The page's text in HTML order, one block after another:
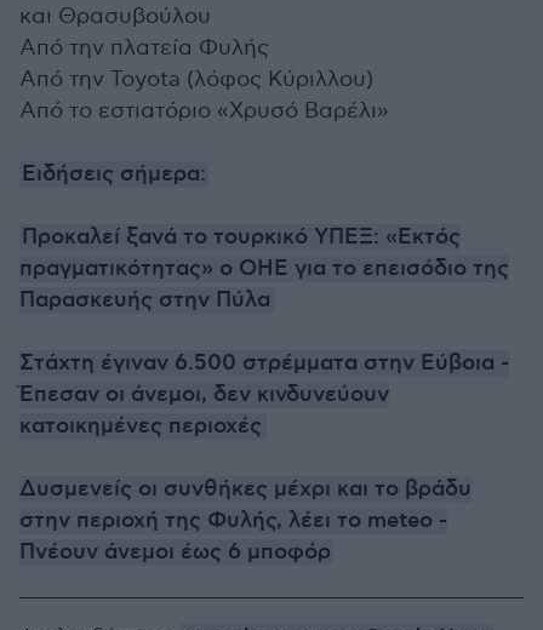
και Θρασυβούλου
Από την πλατεία Φυλής
Από την Toyota (λόφος Κύριλλου)
Από το εστιατόριο «Χρυσό Βαρέλι»
Ειδήσεις σήμερα:
Προκαλεί ξανά το τουρκικό ΥΠΕΞ: «Εκτός
πραγματικότητας» ο ΟΗΕ για το επεισόδιο της
Παρασκευής στην Πύλα
Στάχτη έγιναν 6.500 στρέμματα στην Εύβοια -
Έπεσαν οι άνεμοι, δεν κινδυνεύουν
κατοικημένες περιοχές
Δυσμενείς οι συνθήκες μέχρι και το βράδυ
στην περιοχή της Φυλής, λέει το meteo -
Πνέουν άνεμοι έως 6 μποφόρ